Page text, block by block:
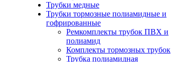
Трубки медные
Трубки тормозные полиамидные и
гофрированные
Ремкомплекты трубок ПВХ и
полиамид
Комплекты тормозных трубок
Трубка полиамидная